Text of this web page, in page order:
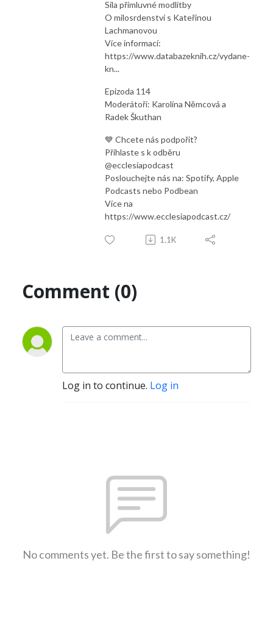
Síla přímluvné modlitby
O milosrdenství s Kateřinou
Lachmanovou
Více informací:
https://www.databazeknih.cz/vydane-
kn...
Epizoda 114
Moderátoři: Karolína Němcová a
Radek Škuthan
💙 Chcete nás podpořit?
Přihlaste s k odběru
‪@ecclesiapodcast‬
Poslouchejte nás na: Spotify, Apple
Podcasts nebo Podbean
Více na
https://www.ecclesiapodcast.cz/
1.1K
Comment (0)
Log in to continue. Log in
No comments yet. Be the first to say something!